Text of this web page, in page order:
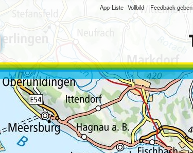
App-Liste Vollbild Feedback geben